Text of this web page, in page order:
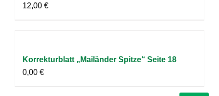
12,00 €
Korrekturblatt „Mailänder Spitze“ Seite 18
0,00 €